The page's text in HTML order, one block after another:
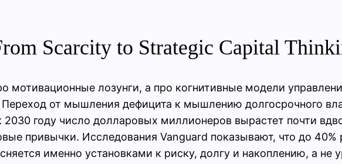
Scarcity to Strategic Capital
мотивационные лозунги, а про когнитивные модели
от мышления дефицита к мышлению долгосрочного
году число долларовых миллионеров вырастет почти
привычки. Исследования Vanguard показывают, что до
именно установками к риску, долгу и накоплению, а не